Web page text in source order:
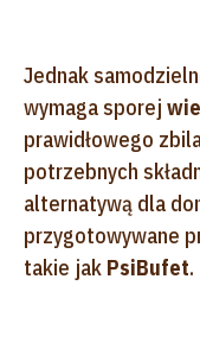
Jednak
wymaga sporej
prawidłowego
potrzebnych
alternatywą dla
przygotowywane
takie jak PsiBufet.